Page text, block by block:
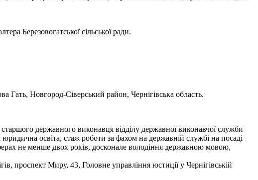
Березовогатської сільської ради.
Гать, Новгород-Сіверський район, Чернігівська область.
державного виконавця відділу державної виконавчої служби
освіта, стаж роботи за фахом на державній службі на посаді
не менше двох років, досконале володіння державною мовою,
проспект Миру, 43, Головне управління юстиції у Чернігівській